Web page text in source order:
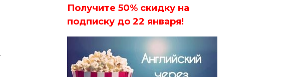
Получите 50% скидку на
подписку до 22 января!